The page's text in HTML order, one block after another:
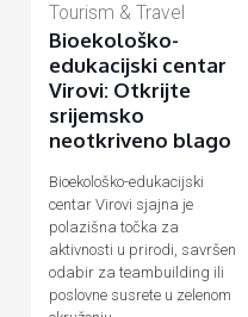
Tourism & Travel
Bioekološko-
edukacijski centar
Virovi: Otkrijte
srijemsko
neotkriveno blago
Bioekološko-edukacijski
centar Virovi sjajna je
polazišna točka za
aktivnosti u prirodi, savršen
odabir za teambuilding ili
poslovne susrete u zelenom